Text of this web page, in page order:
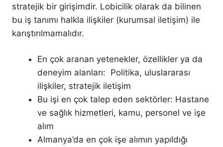
stratejik bir girişimdir. Lobicilik olarak da bilinen
bu iş tanımı halkla ilişkiler (kurumsal iletişim) ile
karıştırılmamalıdır.
En çok aranan yetenekler, özellikler ya da
deneyim alanları: Politika, uluslararası
ilişkiler, stratejik iletişim
Bu işi en çok talep eden sektörler: Hastane
ve sağlık hizmetleri, kamu, personel ve işe
alım
Almanya’da en çok işe alımın yapıldığı